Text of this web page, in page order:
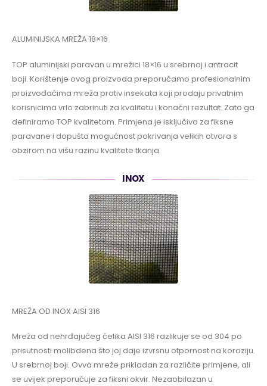
ALUMINIJSKA MREŽA 18×16
TOP aluminijski paravan u mrežici 18×16 u srebrnoj i antracit
boji. Korištenje ovog proizvoda preporučamo profesionalnim
proizvođačima mreža protiv insekata koji prodaju privatnim
korisnicima vrlo zabrinuti za kvalitetu i konačni rezultat. Zato ga
definiramo TOP kvalitetom. Primjena je isključivo za fiksne
paravane i dopušta mogućnost pokrivanja velikih otvora s
obzirom na višu razinu kvalitete tkanja.
INOX
MREŽA OD INOX AISI 316
Mreža od nehrđajućeg čelika AISI 316 razlikuje se od 304 po
prisutnosti molibdena što joj daje izvrsnu otpornost na koroziju.
U srebrnoj boji. Ovva mreže prikladan za različite primjene, ali
se uvijek preporučuje za fiksni okvir. Nezaobilazan u